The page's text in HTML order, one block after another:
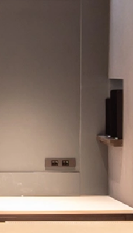
ので神経処置をすること
。
の方は、お子様が転んでし
怪我をしてしまうシーン
せん。
しましょう。